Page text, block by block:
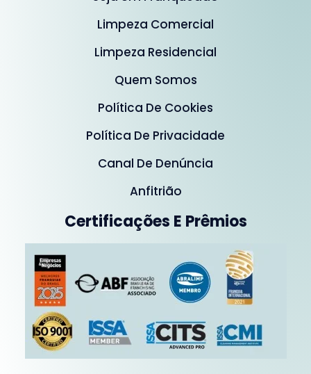
Limpeza Comercial
Limpeza Residencial
Quem Somos
Política De Cookies
Política De Privacidade
Canal De Denúncia
Anfitrião
Certificações E Prêmios